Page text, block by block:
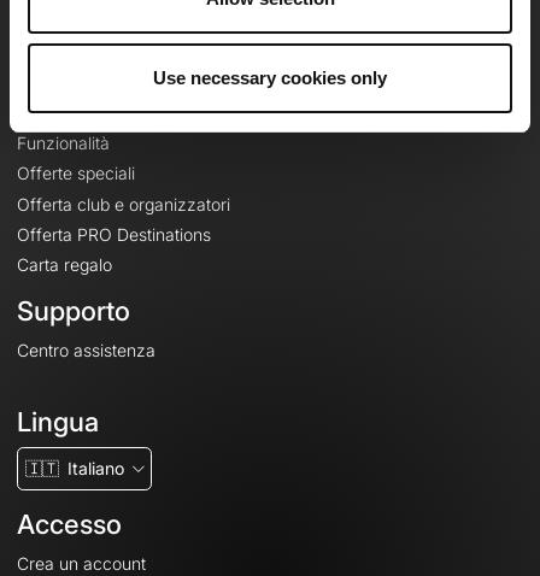
Use necessary cookies only
Le Mag'
Mappe di base topografiche
Funzionalità
Offerte speciali
Offerta club e organizzatori
Offerta PRO Destinations
Carta regalo
Supporto
Centro assistenza
Lingua
🇮🇹 Italiano
Accesso
Crea un account